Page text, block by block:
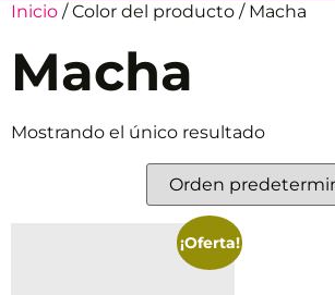
Inicio / Color del producto / Macha
Macha
Mostrando el único resultado
¡Oferta!